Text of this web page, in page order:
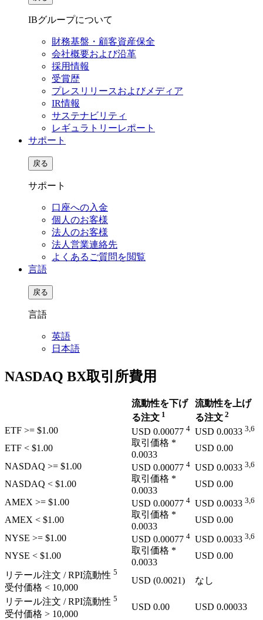
IBグループについて
財務基盤・顧客資産保全
会社概要および沿革
採用情報
受賞歴
プレスリリースおよびメディア
IR情報
サステナビリティ
レギュラトリーレポート
サポート
戻る
サポート
口座への入金
個人のお客様
法人のお客様
法人営業連絡先
よくあるご質問を閲覧
言語
戻る
言語
英語
日本語
NASDAQ BX取引所費用
流動性を下げ
る注文 1
流動性を上げ
る注文 2
ETF >= $1.00 USD 0.00077 4 USD 0.0033 3,6
ETF < $1.00
取引価格 *
0.0033
USD 0.00
NASDAQ >= $1.00 USD 0.00077 4 USD 0.0033 3,6
NASDAQ < $1.00
取引価格 *
0.0033
USD 0.00
AMEX >= $1.00 USD 0.00077 4 USD 0.0033 3,6
AMEX < $1.00
取引価格 *
0.0033
USD 0.00
NYSE >= $1.00 USD 0.00077 4 USD 0.0033 3,6
NYSE < $1.00
取引価格 *
0.0033
USD 0.00
リテール注文 / RPI流動性 5
受付価格 < 10,000
USD (0.0021) なし
リテール注文 / RPI流動性 5
受付価格 > 10,000
USD 0.00 USD 0.00033